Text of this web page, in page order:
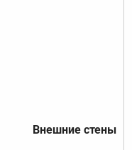
Внешние стены